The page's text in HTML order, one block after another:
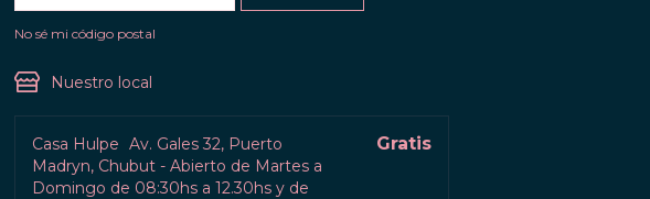
No sé mi código postal
Nuestro local
Casa Hulpe Av. Gales 32, Puerto
Madryn, Chubut - Abierto de Martes a
Domingo de 08:30hs a 12.30hs y de
Gratis